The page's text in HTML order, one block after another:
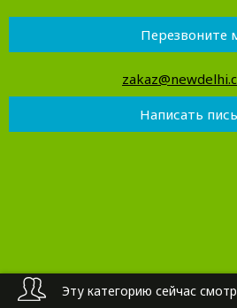
Перезвоните
Написать
Эту категорию сейчас